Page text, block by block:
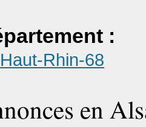
:
Haut-Rhin-68
en